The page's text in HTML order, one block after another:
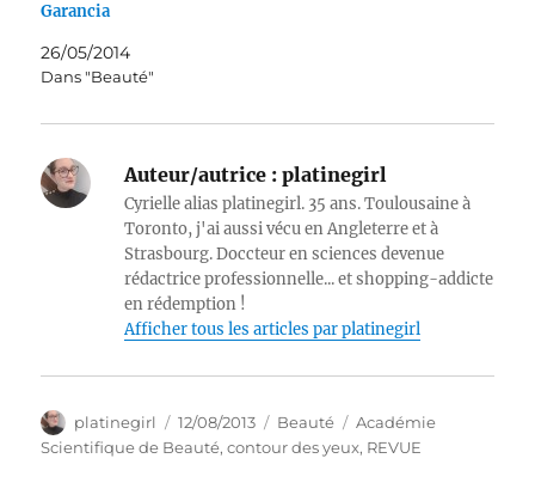
Garancia
26/05/2014
Dans "Beauté"
Auteur/autrice : platinegirl
Cyrielle alias platinegirl. 35 ans. Toulousaine à
Toronto, j'ai aussi vécu en Angleterre et à
Strasbourg. Doccteur en sciences devenue
rédactrice professionnelle... et shopping-addicte
en rédemption !
Afficher tous les articles par platinegirl
Auteur
platinegirl
Publié
le
12/08/2013 Catégories
Beauté Étiquettes
Académie
Scientifique de Beauté,contour des yeux, REVUE